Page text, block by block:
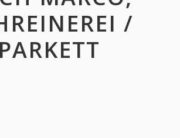
/
PARKETT